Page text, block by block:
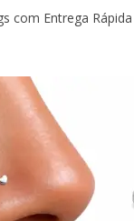
com Entrega